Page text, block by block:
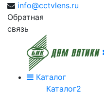
info@cctvlens.ru
Обратная
связь
Каталог
Каталог2